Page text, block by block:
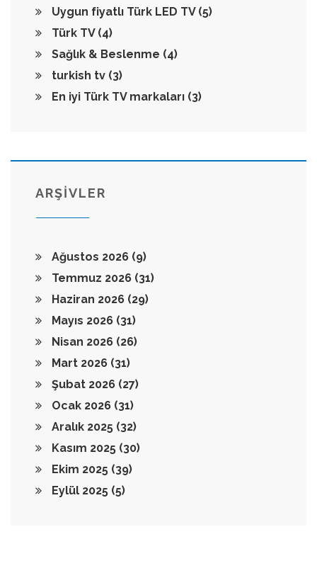
Uygun fiyatlı Türk LED TV (5)
Türk TV (4)
Sağlık & Beslenme (4)
turkish tv (3)
En iyi Türk TV markaları (3)
ARŞİVLER
Ağustos 2026 (9)
Temmuz 2026 (31)
Haziran 2026 (29)
Mayıs 2026 (31)
Nisan 2026 (26)
Mart 2026 (31)
Şubat 2026 (27)
Ocak 2026 (31)
Aralık 2025 (32)
Kasım 2025 (30)
Ekim 2025 (39)
Eylül 2025 (5)